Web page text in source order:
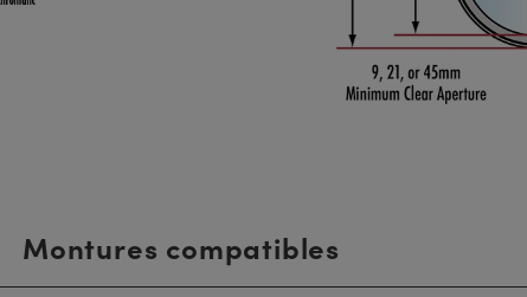
Montures compatibles